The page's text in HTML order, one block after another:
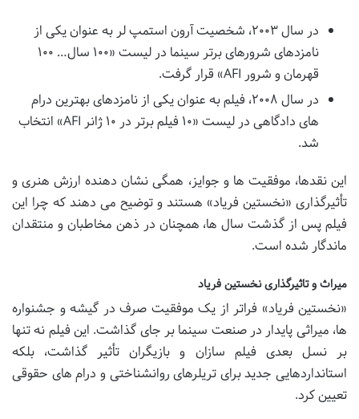
در سال ۲۰۰۳، شخصیت آرون استمپ لر به عنوان یکی از
نامزدهای شرورهای برتر سینما در لیست «۱۰۰ سال… ۱۰۰
قهرمان و شرور AFI» قرار گرفت.
در سال ۲۰۰۸، فیلم به عنوان یکی از نامزدهای بهترین درام
های دادگاهی در لیست «۱۰ فیلم برتر در ۱۰ ژانر AFI» انتخاب
شد.
این نقدها، موفقیت ها و جوایز، همگی نشان دهنده ارزش هنری و
تأثیرگذاری «نخستین فریاد» هستند و توضیح می دهند که چرا این
فیلم پس از گذشت سال ها، همچنان در ذهن مخاطبان و منتقدان
ماندگار شده است.
میراث و تاثیرگذاری نخستین فریاد
«نخستین فریاد» فراتر از یک موفقیت صرف در گیشه و جشنواره
ها، میراثی پایدار در صنعت سینما بر جای گذاشت. این فیلم نه تنها
بر نسل بعدی فیلم سازان و بازیگران تأثیر گذاشت، بلکه
استانداردهایی جدید برای تریلرهای روانشناختی و درام های حقوقی
تعیین کرد.